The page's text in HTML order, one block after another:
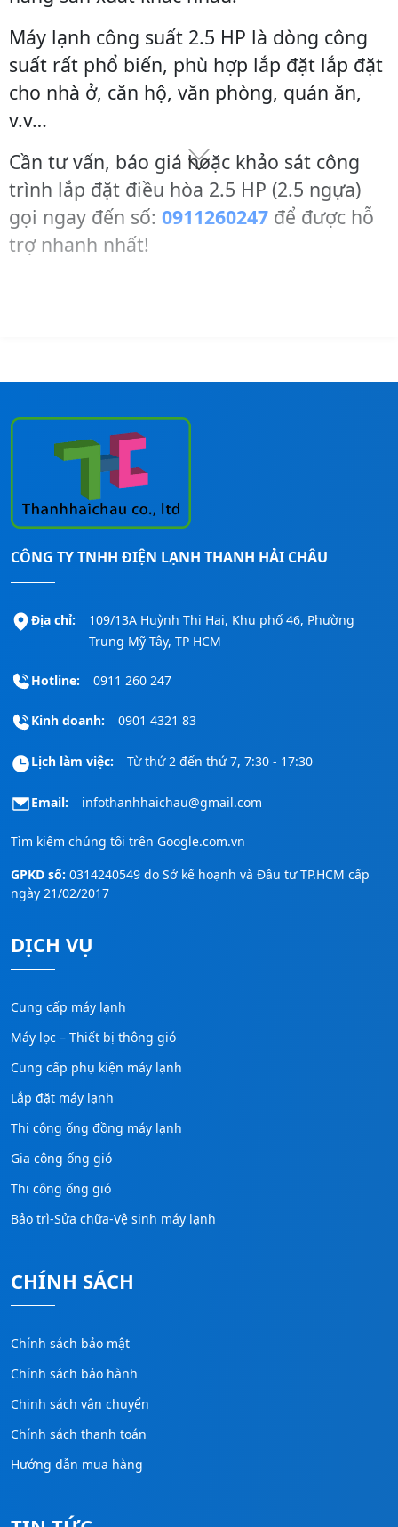
Máy lạnh công suất 2.5 HP là dòng công
suất rất phổ biến, phù hợp lắp đặt lắp đặt
cho nhà ở, căn hộ, văn phòng, quán ăn,
v.v…
Cần tư vấn, báo giá hoặc khảo sát công
trình lắp đặt điều hòa 2.5 HP (2.5 ngựa)
gọi ngay đến số: 0911260247 để được hỗ
trợ nhanh nhất!
CÔNG TY TNHH ĐIỆN LẠNH THANH HẢI CHÂU
Địa chỉ:
109/13A Huỳnh Thị Hai, Khu phố 46, Phường
Trung Mỹ Tây, TP HCM
Hotline: 0911 260 247
Kinh doanh: 0901 4321 83
Lịch làm việc: Từ thứ 2 đến thứ 7, 7:30 - 17:30
Email: infothanhhaichau@gmail.com
Tìm kiếm chúng tôi trên Google.com.vn
GPKD số: 0314240549 do Sở kế hoạnh và Đầu tư TP.HCM cấp
ngày 21/02/2017
DỊCH VỤ
Cung cấp máy lạnh
Máy lọc – Thiết bị thông gió
Cung cấp phụ kiện máy lạnh
Lắp đặt máy lạnh
Thi công ống đồng máy lạnh
Gia công ống gió
Thi công ống gió
Bảo trì-Sửa chữa-Vệ sinh máy lạnh
CHÍNH SÁCH
Chính sách bảo mật
Chính sách bảo hành
Chinh sách vận chuyển
Chính sách thanh toán
Hướng dẫn mua hàng